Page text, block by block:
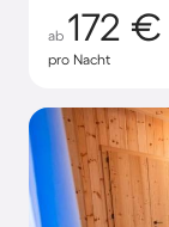
ab 172 €
pro Nacht